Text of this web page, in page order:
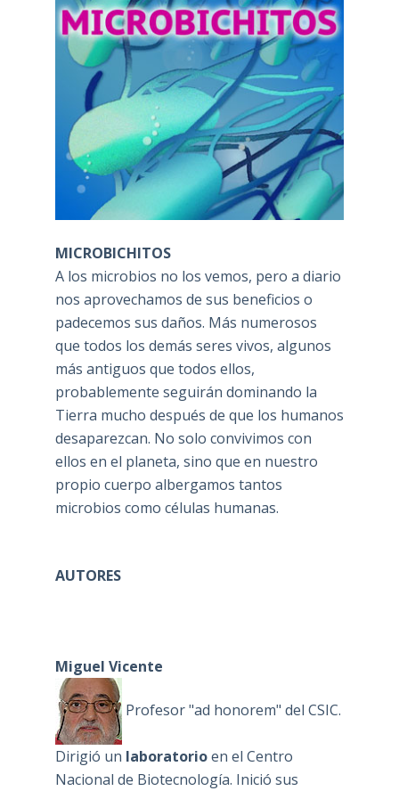
MICROBICHITOS
A los microbios no los vemos, pero a diario
nos aprovechamos de sus beneficios o
padecemos sus daños. Más numerosos
que todos los demás seres vivos, algunos
más antiguos que todos ellos,
probablemente seguirán dominando la
Tierra mucho después de que los humanos
desaparezcan. No solo convivimos con
ellos en el planeta, sino que en nuestro
propio cuerpo albergamos tantos
microbios como células humanas.
AUTORES
Miguel Vicente
Profesor "ad honorem" del CSIC.
Dirigió un laboratorioen el Centro
Nacional de Biotecnología. Inició sus